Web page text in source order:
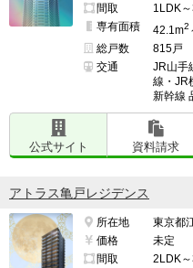
間取
1LDK
専有面積
42.1m2
総戸数
815戸
交通
JR山手
線・JR
新幹線
公式サイト 資料請求
アトラス亀戸レジデンス
所在地
東京都
価格
未定
間取
2LDK